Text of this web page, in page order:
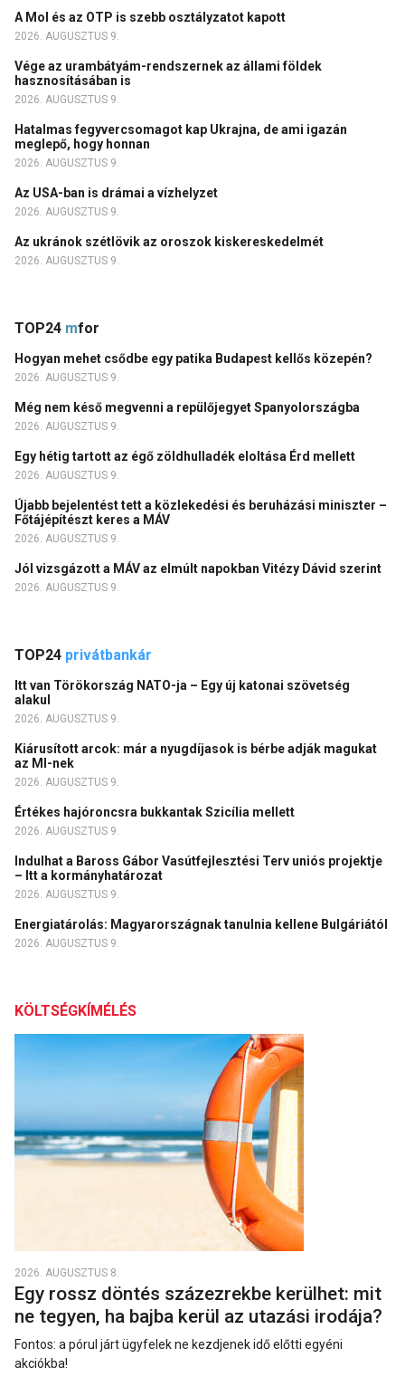
A Mol és az OTP is szebb osztályzatot kapott
2026. AUGUSZTUS 9.
Vége az urambátyám-rendszernek az állami földek
hasznosításában is
2026. AUGUSZTUS 9.
Hatalmas fegyvercsomagot kap Ukrajna, de ami igazán
meglepő, hogy honnan
2026. AUGUSZTUS 9.
Az USA-ban is drámai a vízhelyzet
2026. AUGUSZTUS 9.
Az ukránok szétlövik az oroszok kiskereskedelmét
2026. AUGUSZTUS 9.
TOP24 mfor
Hogyan mehet csődbe egy patika Budapest kellős közepén?
2026. AUGUSZTUS 9.
Még nem késő megvenni a repülőjegyet Spanyolországba
2026. AUGUSZTUS 9.
Egy hétig tartott az égő zöldhulladék eloltása Érd mellett
2026. AUGUSZTUS 9.
Újabb bejelentést tett a közlekedési és beruházási miniszter –
Főtájépítészt keres a MÁV
2026. AUGUSZTUS 9.
Jól vizsgázott a MÁV az elmúlt napokban Vitézy Dávid szerint
2026. AUGUSZTUS 9.
TOP24 privátbankár
Itt van Törökország NATO-ja – Egy új katonai szövetség
alakul
2026. AUGUSZTUS 9.
Kiárusított arcok: már a nyugdíjasok is bérbe adják magukat
az MI-nek
2026. AUGUSZTUS 9.
Értékes hajóroncsra bukkantak Szicília mellett
2026. AUGUSZTUS 9.
Indulhat a Baross Gábor Vasútfejlesztési Terv uniós projektje
– Itt a kormányhatározat
2026. AUGUSZTUS 9.
Energiatárolás: Magyarországnak tanulnia kellene Bulgáriától
2026. AUGUSZTUS 9.
KÖLTSÉGKÍMÉLÉS
2026. AUGUSZTUS 8.
Egy rossz döntés százezrekbe kerülhet: mit
ne tegyen, ha bajba kerül az utazási irodája?
Fontos: a pórul járt ügyfelek ne kezdjenek idő előtti egyéni
akciókba!